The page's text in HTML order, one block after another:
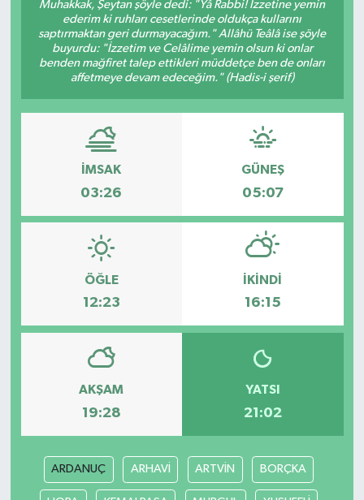
Muhakkak, Şeytan şöyle dedi: "Yâ Rabbi! İzzetine yemin
ederim ki ruhları cesetlerinde oldukça kullarını
saptırmaktan geri durmayacağım." Allâhü Teâlâ ise şöyle
buyurdu: "İzzetim ve Celâlime yemin olsun ki onlar
benden mağfiret talep ettikleri müddetçe ben de onları
affetmeye devam edeceğim." (Hadis-i şerif)
İMSAK
03:26
GÜNEŞ
05:07
ÖĞLE
12:23
İKINDI
16:15
AKŞAM
19:28
YATSI
21:02
ARDANUÇ ARHAVİ ARTVİN BORÇKA